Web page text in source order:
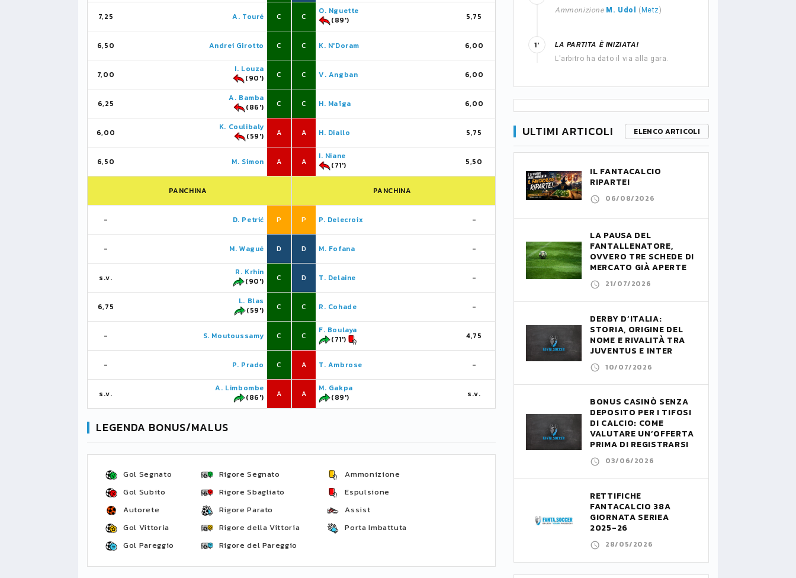
7,25 A. Touré C
6,50 Andrei Girotto C
7,00
I. Louza
(90')
C
6,25
A. Bamba
(86')
C
6,00
K. Coulibaly
(59')
A
6,50 M. Simon A
PANCHINA
- D. Petrić P
- M. Wagué D
s.v.
R. Krhin
(90')
C
6,75
L. Blas
(59')
C
- S. Moutoussamy C
- P. Prado C
s.v.
A. Limbombe
(86')
A
C
O. Nguette
(89')
5,75
C K. N'Doram 6,00
C V. Angban 6,00
C H. Maïga 6,00
A H. Diallo 5,75
A
I. Niane
(71')
5,50
PANCHINA
P P. Delecroix -
D M. Fofana -
D T. Delaine -
C R. Cohade -
C
F. Boulaya
(71')
4,75
A T. Ambrose -
A
M. Gakpa
(89')
s.v.
LEGENDA BONUS/MALUS
Gol Segnato
Gol Subito
Autorete
Gol Vittoria
Gol Pareggio
Rigore Segnato
Rigore Sbagliato
Rigore Parato
Rigore della Vittoria
Rigore del Pareggio
Ammonizione
Espulsione
Assist
Porta Imbattuta
Ammonizione M. Udol ( Metz)
LA PARTITA È INIZIATA!
L'arbitro ha dato il via alla gara.
1'
ULTIMI ARTICOLI ELENCO ARTICOLI
IL FANTACALCIO
RIPARTE!
06/08/2026
LA PAUSA DEL
FANTALLENATORE,
OVVERO TRE SCHEDE DI
MERCATO GIÀ APERTE
21/07/2026
DERBY D’ITALIA:
STORIA, ORIGINE DEL
NOME E RIVALITÀ TRA
JUVENTUS E INTER
10/07/2026
BONUS CASINÒ SENZA
DEPOSITO PER I TIFOSI
DI CALCIO: COME
VALUTARE UN’OFFERTA
PRIMA DI REGISTRARSI
03/06/2026
RETTIFICHE
FANTACALCIO 38A
GIORNATA SERIEA
2025-26
28/05/2026